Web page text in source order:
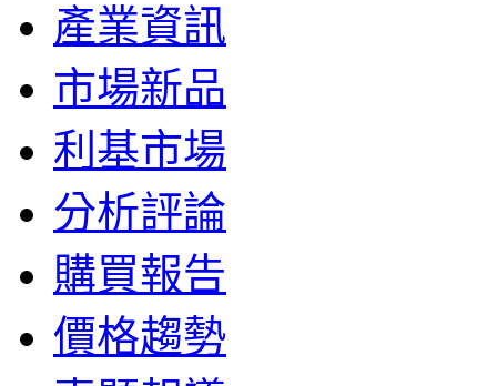
產業資訊
市場新品
利基市場
分析評論
購買報告
價格趨勢